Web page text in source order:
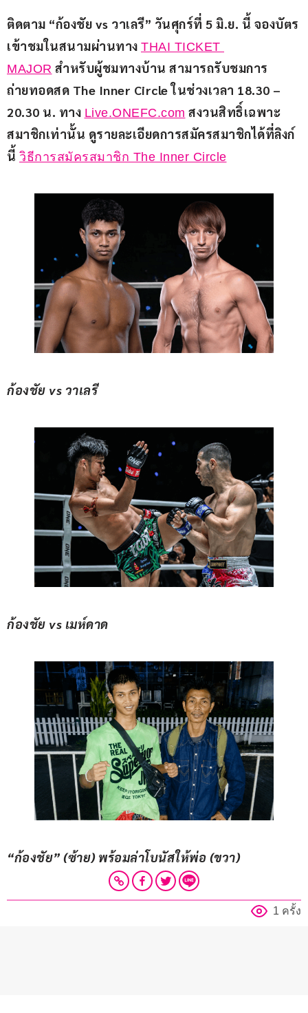
ติดตาม “ก้องชัย vs วาเลรี” วันศุกร์ที่ 5 มิ.ย. นี้ จองบัตร
เข้าชมในสนามผ่านทาง THAI TICKET
MAJOR สำหรับผู้ชมทางบ้าน สามารถรับชมการ
ถ่ายทอดสด The Inner Circle ในช่วงเวลา 18.30 –
20.30 น. ทาง Live.ONEFC.com สงวนสิทธิ์เฉพาะ
สมาชิกเท่านั้น ดูรายละเอียดการสมัครสมาชิกได้ที่ลิงก์
นี้ วิธีการสมัครสมาชิก The Inner Circle
ก้องชัย vs วาเลรี
ก้องชัย vs เมห์ดาด
“ก้องชัย” (ซ้าย) พร้อมล่าโบนัสให้พ่อ (ขวา)
1 ครั้ง